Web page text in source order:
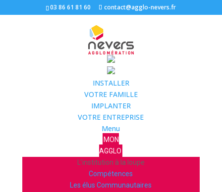
03 86 61 81 60 contact@agglo-nevers.fr
INSTALLER
VOTRE FAMILLE
IMPLANTER
VOTRE ENTREPRISE
Menu
MON
AGGLO
L’institution à la loupe
Compétences
Les élus Communautaires